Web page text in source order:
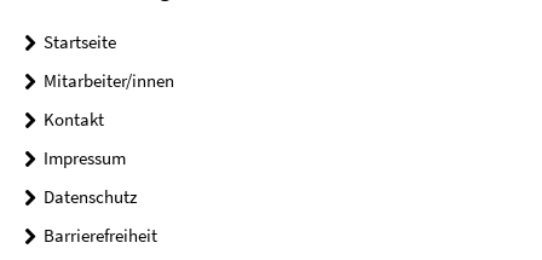
Startseite
Mitarbeiter/innen
Kontakt
Impressum
Datenschutz
Barrierefreiheit